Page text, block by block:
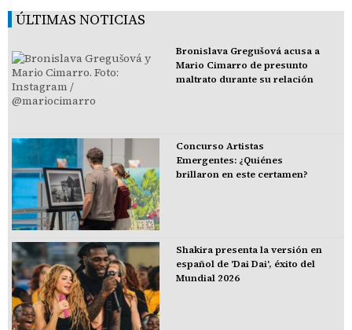
ÚLTIMAS NOTICIAS
Bronislava Gregušová acusa a
Mario Cimarro de presunto
maltrato durante su relación
Concurso Artistas
Emergentes: ¿Quiénes
brillaron en este certamen?
Shakira presenta la versión en
español de 'Dai Dai', éxito del
Mundial 2026